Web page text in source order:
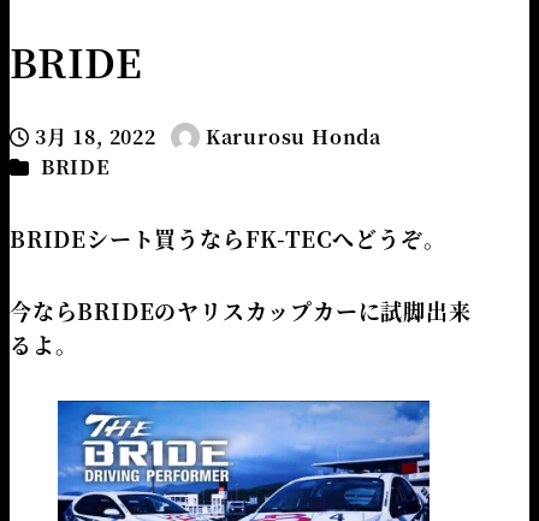
BRIDE
投稿日3月 18, 2022 著 Karurosu Honda
カテゴリー
BRIDE
BRIDEシート買うならFK-TECへどうぞ。
今ならBRIDEのヤリスカップカーに試脚出来
るよ。